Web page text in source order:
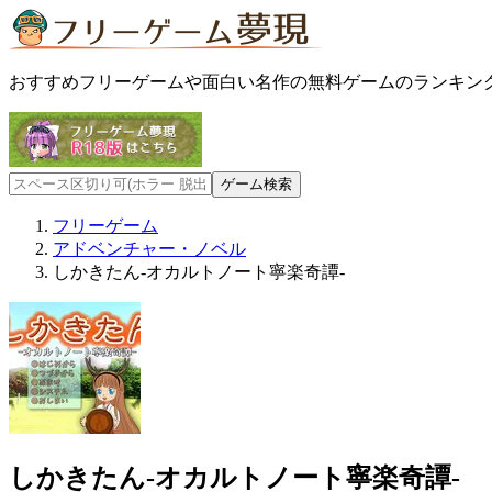
おすすめフリーゲームや面白い名作の無料ゲームのランキン
フリーゲーム
アドベンチャー・ノベル
しかきたん-オカルトノート寧楽奇譚-
しかきたん-オカルトノート寧楽奇譚-